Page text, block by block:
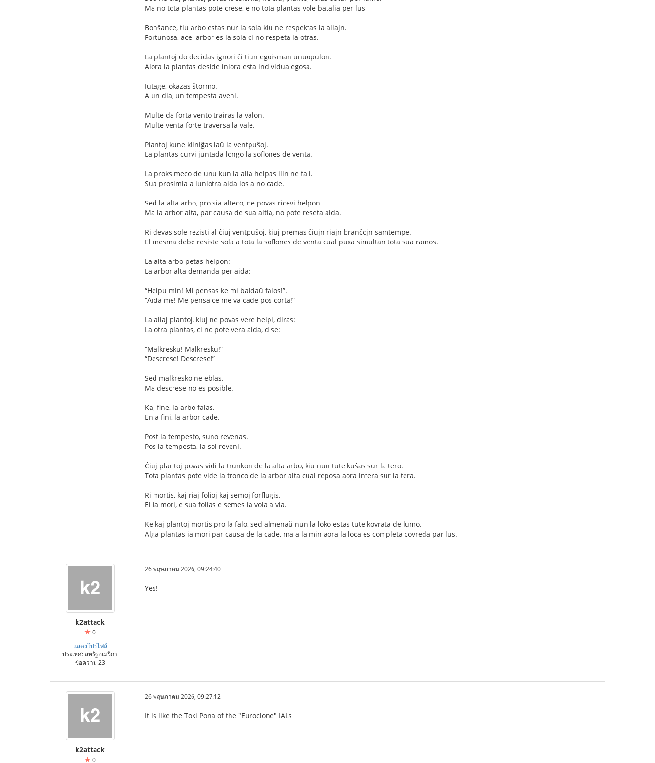
Ma no tota plantas pote crese, e no tota plantas vole batalia per lus.
Bonŝance, tiu arbo estas nur la sola kiu ne respektas la aliajn.
Fortunosa, acel arbor es la sola ci no respeta la otras.
La plantoj do decidas ignori ĉi tiun egoisman unuopulon.
Alora la plantas deside iniora esta individua egosa.
Iutage, okazas ŝtormo.
A un dia, un tempesta aveni.
Multe da forta vento trairas la valon.
Multe venta forte traversa la vale.
Plantoj kune kliniĝas laŭ la ventpuŝoj.
La plantas curvi juntada longo la soflones de venta.
La proksimeco de unu kun la alia helpas ilin ne fali.
Sua prosimia a lunlotra aida los a no cade.
Sed la alta arbo, pro sia alteco, ne povas ricevi helpon.
Ma la arbor alta, par causa de sua altia, no pote reseta aida.
Ri devas sole rezisti al ĉiuj ventpuŝoj, kiuj premas ĉiujn riajn branĉojn samtempe.
El mesma debe resiste sola a tota la soflones de venta cual puxa simultan tota sua ramos.
La alta arbo petas helpon:
La arbor alta demanda per aida:
“Helpu min! Mi pensas ke mi baldaŭ falos!”.
“Aida me! Me pensa ce me va cade pos corta!”
La aliaj plantoj, kiuj ne povas vere helpi, diras:
La otra plantas, ci no pote vera aida, dise:
“Malkresku! Malkresku!”
“Descrese! Descrese!”
Sed malkresko ne eblas.
Ma descrese no es posible.
Kaj fine, la arbo falas.
En a fini, la arbor cade.
Post la tempesto, suno revenas.
Pos la tempesta, la sol reveni.
Ĉiuj plantoj povas vidi la trunkon de la alta arbo, kiu nun tute kuŝas sur la tero.
Tota plantas pote vide la tronco de la arbor alta cual reposa aora intera sur la tera.
Ri mortis, kaj riaj folioj kaj semoj forflugis.
El ia mori, e sua folias e semes ia vola a via.
Kelkaj plantoj mortis pro la falo, sed almenaŭ nun la loko estas tute kovrata de lumo.
Alga plantas ia mori par causa de la cade, ma a la min aora la loca es completa covreda par lus.
k2attack
0
แสดงโปรไฟล์
ประเทศ: สหรัฐอเมริกา
ข้อความ 23
26 พฤษภาคม 2026, 09:24:40
Yes!
k2attack
0
26 พฤษภาคม 2026, 09:27:12
It is like the Toki Pona of the "Euroclone" IALs